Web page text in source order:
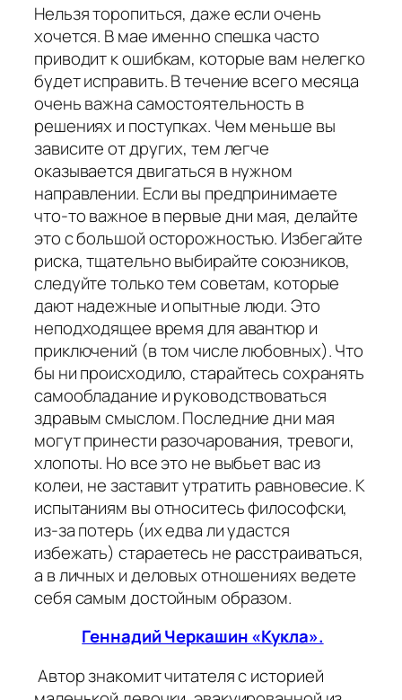
Нельзя торопиться, даже если очень
хочется. В мае именно спешка часто
приводит к ошибкам, которые вам нелегко
будет исправить. В течение всего месяца
очень важна самостоятельность в
решениях и поступках. Чем меньше вы
зависите от других, тем легче
оказывается двигаться в нужном
направлении. Если вы предпринимаете
что-то важное в первые дни мая, делайте
это с большой осторожностью. Избегайте
риска, тщательно выбирайте союзников,
следуйте только тем советам, которые
дают надежные и опытные люди. Это
неподходящее время для авантюр и
приключений (в том числе любовных). Что
бы ни происходило, старайтесь сохранять
самообладание и руководствоваться
здравым смыслом. Последние дни мая
могут принести разочарования, тревоги,
хлопоты. Но все это не выбьет вас из
колеи, не заставит утратить равновесие. К
испытаниям вы относитесь философски,
из-за потерь (их едва ли удастся
избежать) стараетесь не расстраиваться,
а в личных и деловых отношениях ведете
себя самым достойным образом.
Геннадий Черкашин «Кукла».
Автор знакомит читателя с историей